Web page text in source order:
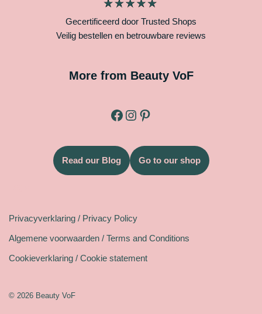
Gecertificeerd door Trusted Shops
Veilig bestellen en betrouwbare reviews
More from Beauty VoF
Read our Blog Go to our shop
Privacyverklaring / Privacy Policy
Algemene voorwaarden / Terms and Conditions
Cookieverklaring / Cookie statement
© 2026 Beauty VoF